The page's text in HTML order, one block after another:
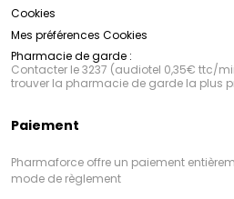
Cookies
Mes préférences Cookies
Pharmacie de garde :
Contacter le 3237 (audiotel 0,35€ ttc/
trouver la pharmacie de garde la plus
Paiement
Pharmaforce offre un paiement
mode de règlement